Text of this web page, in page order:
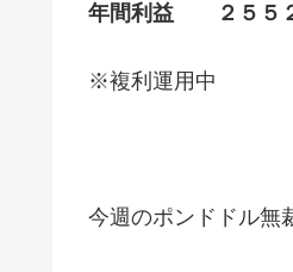
年間利益 ２５５
※複利運用中
今週のポンドドル無